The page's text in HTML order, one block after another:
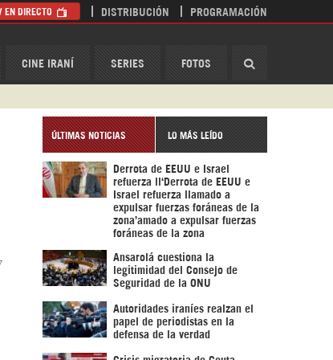
CINE IRANÍ SERIES FOTOS
EN DIRECTO DISTRIBUCIÓN PROGRAMACIÓN
ÚLTIMAS NOTICIAS LO MÁS LEÍDO
Derrota de EEUU e Israel
refuerza ll‘Derrota de EEUU e
Israel refuerza llamado a
expulsar fuerzas foráneas de la
zona’amado a expulsar fuerzas
foráneas de la zona
Ansarolá cuestiona la
legitimidad del Consejo de
Seguridad de la ONU
Autoridades iraníes realzan el
papel de periodistas en la
defensa de la verdad
Crisis migratoria de Ceuta